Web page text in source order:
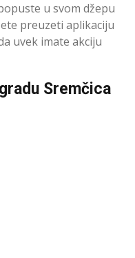
u svom džepu
preuzeti aplikaciju
uvek imate akciju
Sremčica